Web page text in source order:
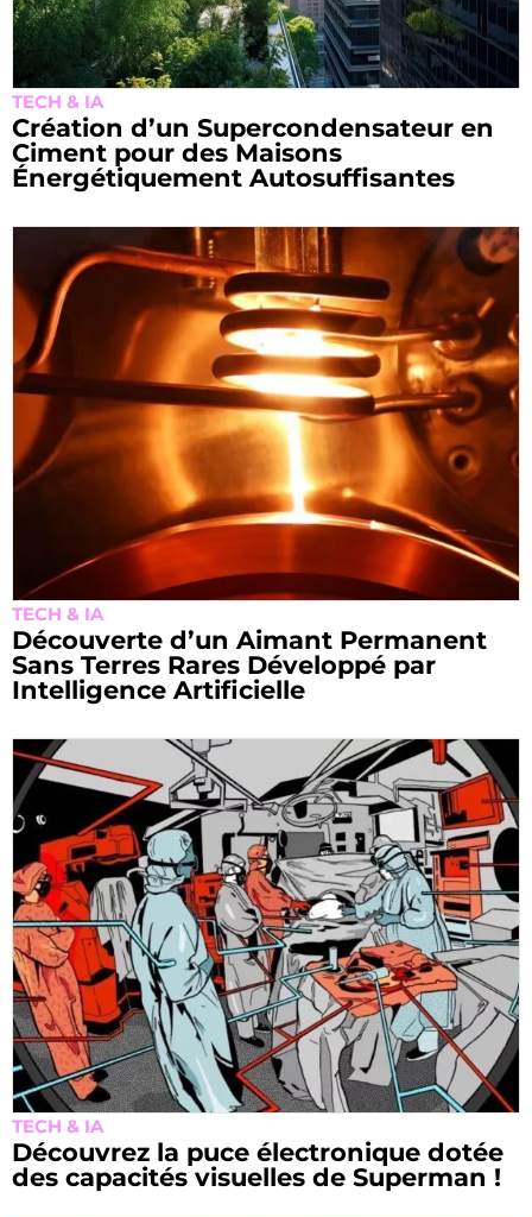
TECH & IA
Création d’un Supercondensateur en
Ciment pour des Maisons
Énergétiquement Autosuffisantes
TECH & IA
Découverte d’un Aimant Permanent
Sans Terres Rares Développé par
Intelligence Artificielle
TECH & IA
Découvrez la puce électronique dotée
des capacités visuelles de Superman !